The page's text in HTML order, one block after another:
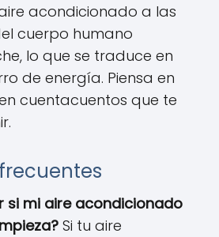
acondicionado a las
cuerpo humano
lo que se traduce en
de energía. Piensa en
cuentacuentos que te
si mi aire acondicionado
Si tu aire